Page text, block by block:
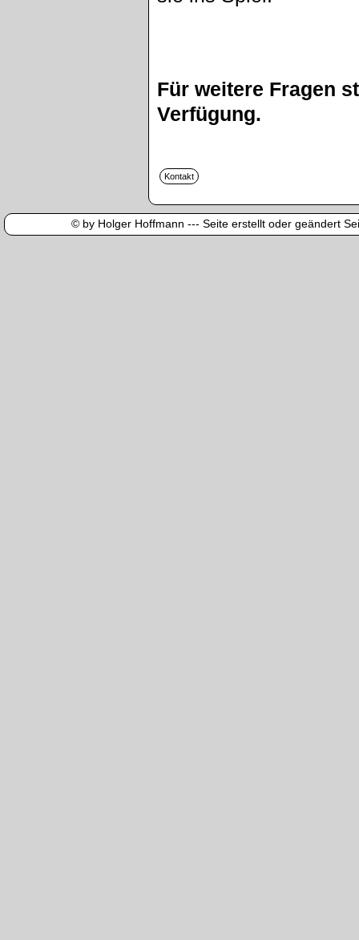
Für weitere Fragen
Verfügung.
© by Holger Hoffmann --- Seite erstellt oder geändert